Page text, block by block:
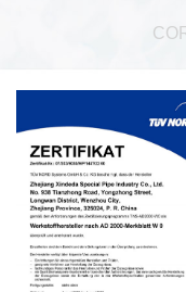
金相显微镜——信得达特
眼金睛”
浙江信得达特种管业有限
装备体系建设与金相显微